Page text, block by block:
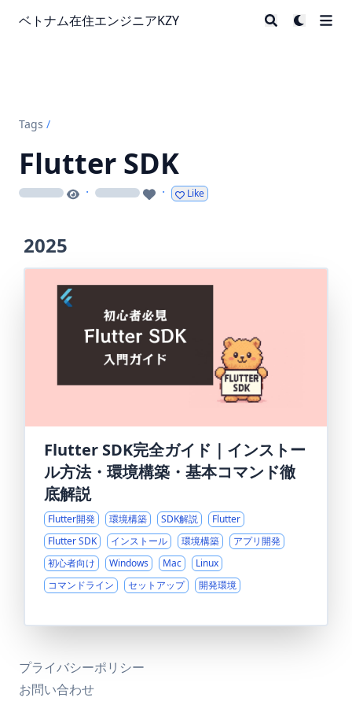
ベトナム在住エンジニアKZY
Tags /
Flutter SDK
loading · loading · Like
2025
Flutter SDK完全ガイド｜インストー
ル方法・環境構築・基本コマンド徹
底解説
Flutter開発 環境構築 SDK解説
Flutter
Flutter SDK
インストール 環境構築
アプリ開発
初心者向け
Windows Mac
Linux
コマンドライン
セットアップ 開発環境
プライバシーポリシー
お問い合わせ